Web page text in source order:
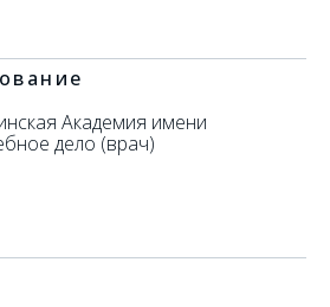
Академия имени
дело (врач)